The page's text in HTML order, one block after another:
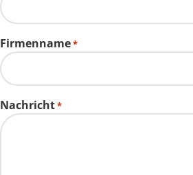
Firmenname*
Nachricht*